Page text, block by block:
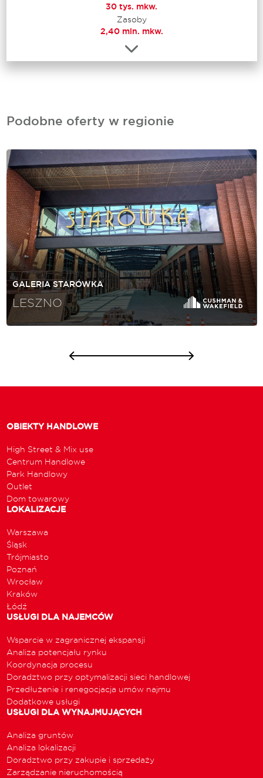
30 tys. mkw.
Zasoby
2,40 mln. mkw.
Podobne oferty w regionie
GALERIA STARÓWKA
LESZNO
OBIEKTY HANDLOWE
High Street & Mix use
Centrum Handlowe
Park Handlowy
Outlet
Dom towarowy
LOKALIZACJE
Warszawa
Śląsk
Trójmiasto
Poznań
Wrocław
Kraków
Łódź
USŁUGI DLA NAJEMCÓW
Wsparcie w zagranicznej ekspansji
Analiza potencjału rynku
Koordynacja procesu
Doradztwo przy optymalizacji sieci handlowej
Przedłużenie i renegocjacja umów najmu
Dodatkowe usługi
USŁUGI DLA WYNAJMUJĄCYCH
Analiza gruntów
Analiza lokalizacji
Doradztwo przy zakupie i sprzedaży
Zarządzanie nieruchomością